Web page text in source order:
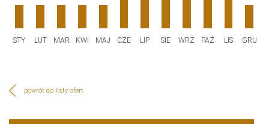
STY LUT MAR KWI MAJ CZE LIP SIE WRZ PAŹ LIS GRU
powrót do listy ofert